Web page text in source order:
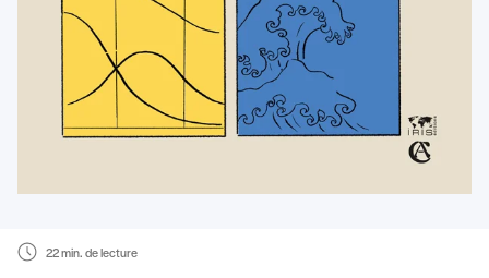
22 min. de lecture